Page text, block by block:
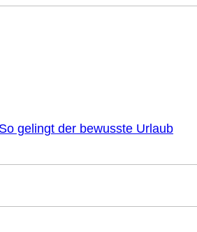
gelingt der bewusste Urlaub